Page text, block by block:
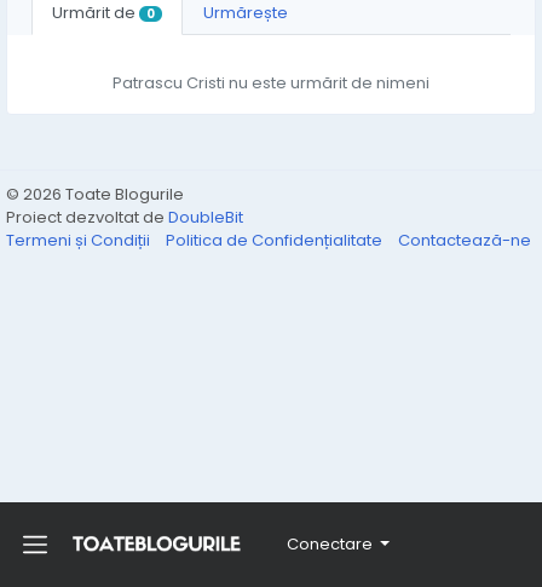
Conectare
Urmărit de 0 Urmărește
Patrascu Cristi nu este urmărit de nimeni
© 2026 Toate Blogurile
Proiect dezvoltat de DoubleBit
Termeni și Condiții
Politica de Confidențialitate Contactează-ne